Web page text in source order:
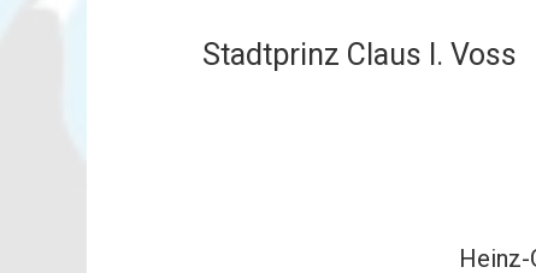
Stadtprinz Claus I. Voss
Heinz-